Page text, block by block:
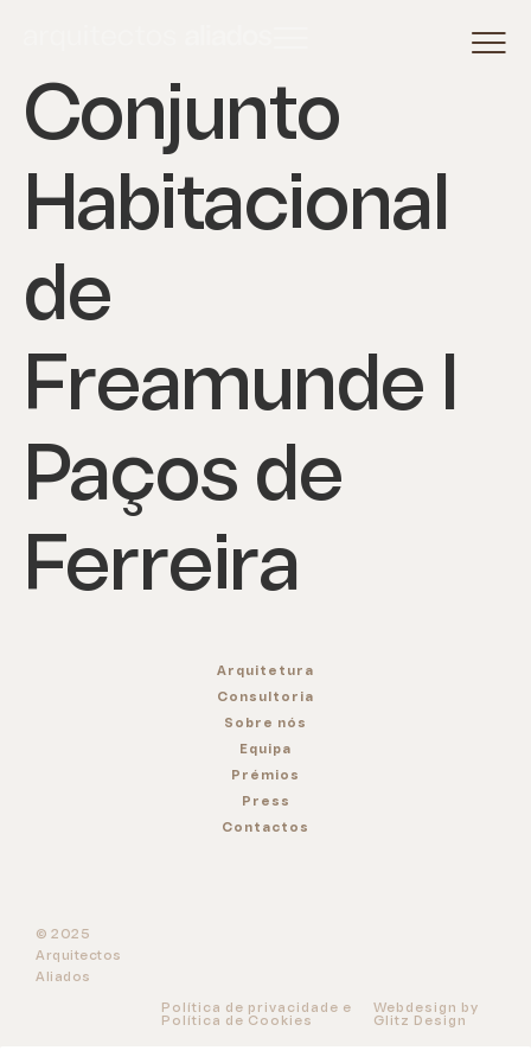
Conjunto
Habitacional
de
Freamunde I
Paços de
Ferreira
Arquitetura
Consultoria
Sobre nós
Equipa
Prémios
Press
Contactos
© 2025
Arquitectos
Aliados
Política de privacidade e
Política de Cookies
Webdesign by
Glitz Design